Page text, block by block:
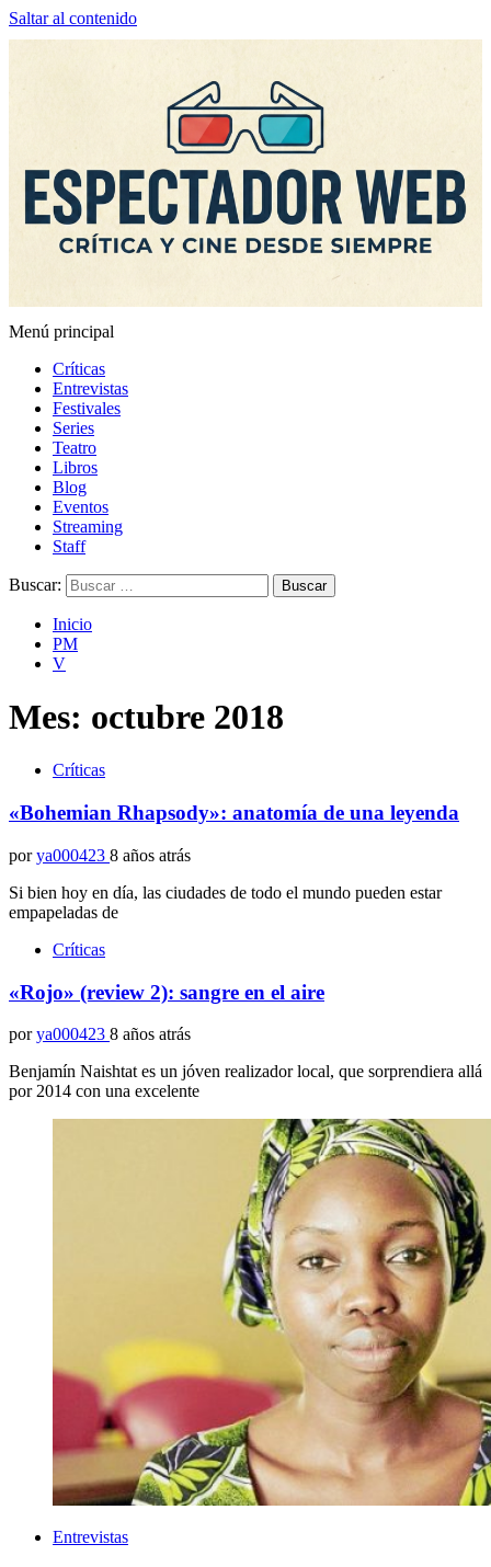
Saltar al contenido
Espectador Web
Menú principal
Críticas
Entrevistas
Festivales
Series
Teatro
Libros
Blog
Eventos
Streaming
Staff
Buscar:
Inicio
PM
V
Mes: octubre 2018
Críticas
«Bohemian Rhapsody»: anatomía de una leyenda
por ya000423 8 años atrás
Si bien hoy en día, las ciudades de todo el mundo pueden estar
empapeladas de
Críticas
«Rojo» (review 2): sangre en el aire
por ya000423 8 años atrás
Benjamín Naishtat es un jóven realizador local, que sorprendiera allá
por 2014 con una excelente
Entrevistas